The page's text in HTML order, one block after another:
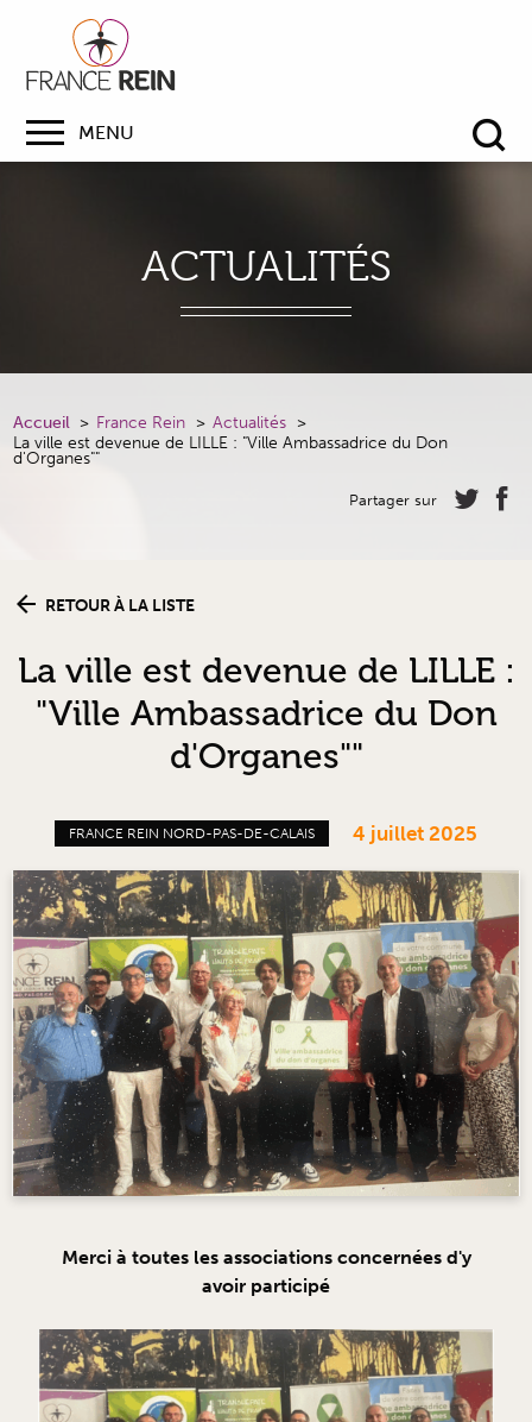
MENU
ACTUALITÉS
Accueil France Rein
Actualités
La ville est devenue de LILLE : "Ville Ambassadrice du Don
d'Organes""
Partager sur
RETOUR À LA LISTE
La ville est devenue de LILLE :
"Ville Ambassadrice du Don
d'Organes""
FRANCE REIN NORD-PAS-DE-CALAIS 4 juillet 2025
Merci à toutes les associations concernées d'y
avoir participé